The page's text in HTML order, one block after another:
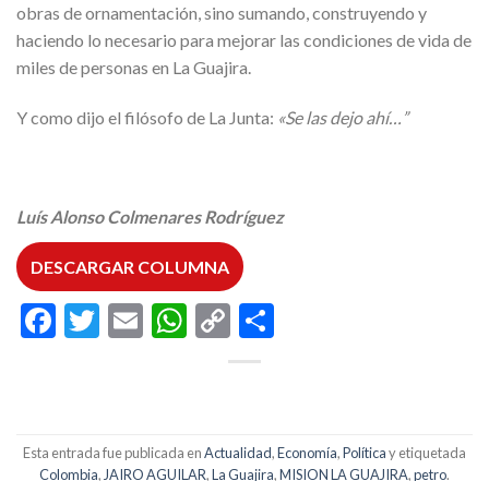
obras de ornamentación, sino sumando, construyendo y
haciendo lo necesario para mejorar las condiciones de vida de
miles de personas en La Guajira.
Y como dijo el filósofo de La Junta: «Se las dejo ahí…”
Luís Alonso Colmenares Rodríguez
DESCARGAR COLUMNA
Facebook
Twitter
EmailWhatsApp
Copy
Link
Esta entrada fue publicada enActualidad,Economía,Políticay etiquetada
Colombia,JAIRO AGUILAR,La Guajira,MISION LA GUAJIRA,petro.